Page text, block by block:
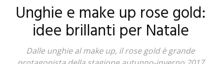
Art
Unghie e make up rose gold:
idee brillanti per Natale
Dalle unghie al make up, il rose gold è grande